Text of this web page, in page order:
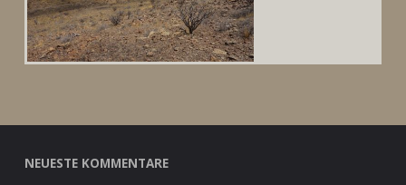
NEUESTE KOMMENTARE